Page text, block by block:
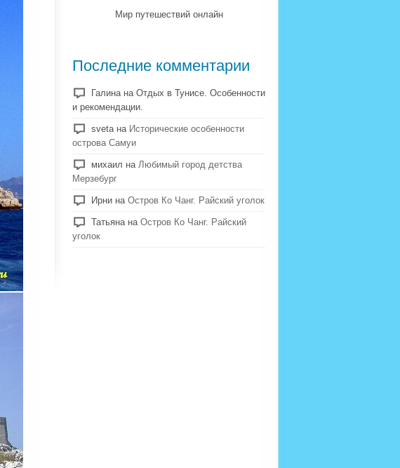
Мир путешествий онлайн
Последние комментарии
Галина на Отдых в Тунисе. Особенности
и рекомендации.
sveta на Исторические особенности
острова Самуи
михаил на Любимый город детства
Мерзебург
Ирни на Остров Ко Чанг. Райский уголок
Татьяна на Остров Ко Чанг. Райский
уголок